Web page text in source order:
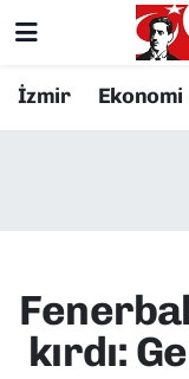
İzmir Ekonomi
kırdı:
Resmi İlanlar
EKONOMİ
Konak
Süper Lig
Tüm